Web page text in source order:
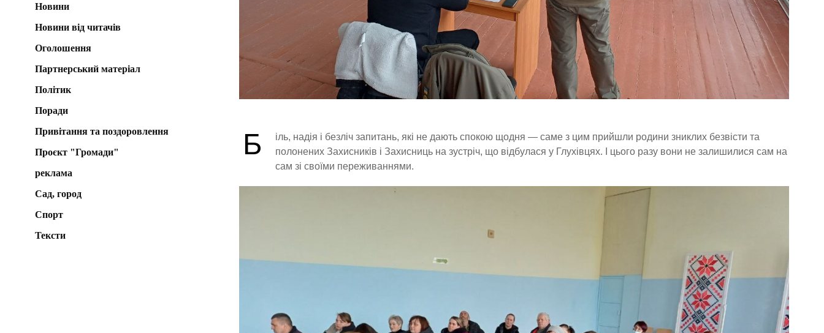
Б
іль, надія і безліч запитань, які не дають спокою щодня — саме з цим прийшли родини зниклих безвісти та
полонених Захисників і Захисниць на зустріч, що відбулася у Глухівцях. І цього разу вони не залишилися сам на
сам зі своїми переживаннями.
Новини
Новини від читачів
Оголошення
Партнерський матеріал
Політик
Поради
Привітання та поздоровлення
Проєкт "Громади"
реклама
Сад, город
Спорт
Тексти